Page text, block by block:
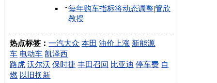
每年购车指标将动态调整|管欣
教授
热点标签：一汽大众 本田 油价上涨 新能源
车 电动车 凯泽西
路虎 沃尔沃 保时捷 丰田召回 比亚迪 停车费 自
燃 以旧换新